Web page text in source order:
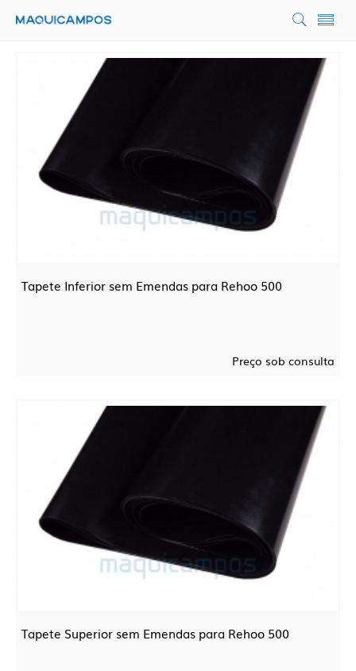
Tapete Inferior sem Emendas para Rehoo 500
Preço sob consulta
Tapete Superior sem Emendas para Rehoo 500